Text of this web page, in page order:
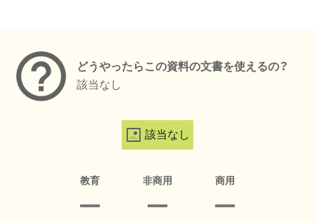
どうやったらこの資料の文書を使えるの？
該当なし
該当なし
教育 非商用 商用